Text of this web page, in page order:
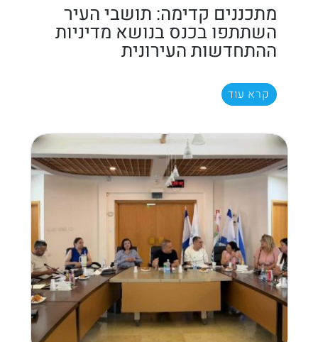
מתכננים קדימה: תושבי העיר
השתתפו בכנס בנושא מדיניות
ההתחדשות העירונית
קרא עוד